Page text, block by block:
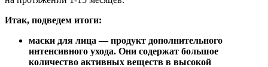
Итак, подведем итоги:
маски для лица — продукт дополнительного
интенсивного ухода. Они содержат большое
количество активных веществ в высокой